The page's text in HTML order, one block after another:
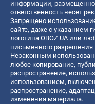
информации,
ответственность несет
Запрещено
сайте, даже с указанием
логотипа OBOZ.UA или
письменного
Незаконным
любое копирование,
распространение,
использованием,
распространение,
изменения материала.